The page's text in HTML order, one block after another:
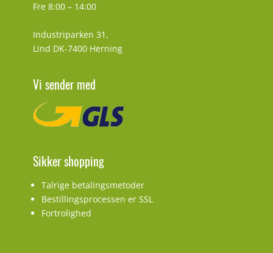
Fre 8:00 – 14:00
Industriparken 31,
Lind DK-7400 Herning
Vi sender med
Sikker shopping
Talrige betalingsmetoder
Bestillingsprocessen er SSL
Fortrolighed